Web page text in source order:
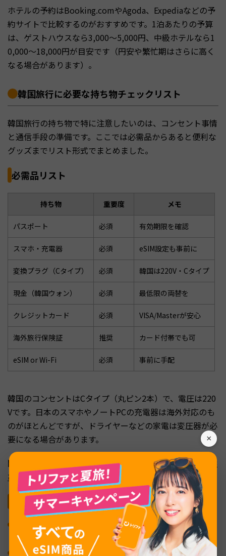
×
ホテルの予約はBooking.comやAgoda、Expediaなどの予
約サイトで比較するのがおすすめです。1泊あたりの予算
は、ゲストハウスなら3,000〜5,000円、中級ホテルなら1
0,000〜18,000円が目安です（円安や繁忙期はさらに高く
なる場合があります）。
韓国旅行に必要な持ち物チェックリスト
韓国旅行の持ち物で特に注意したいのは、コンセント事情
と通信手段の準備です。ここでは必需品からあると便利な
グッズまでリスト形式でまとめました。
必需品リスト
持ち物 重要度 メモ
パスポート 必須 有効期限を確認
スマホ・充電器 必須 eSIM設定も事前に
変換プラグ（Cタイプ） 必須 韓国は220V・Cタイプ
現金（韓国ウォン） 必須 最低限の両替を
クレジットカード 必須 VISA/Masterが安心
海外旅行保険証 推奨 カード付帯でも可
eSIM or Wi-Fi 必須 事前に手配
韓国のコンセントはCタイプ（丸ピン2本）で、電圧は220
Vです。日本のスマホやノートPCの充電器は海外対応のも
のがほとんどですが、ドライヤーなどの家電は変圧器が必
要になる場合があります。
関連記事：
韓国旅行に変換プラグは必要？対応タイプ・選
び方・注意点を徹底解説
あると便利なグッズ
モバイルバッテリー
：1日中外出する場合はスマホの充電切れ対策に必須
エコバッグ：韓国のコンビニやスーパーでは袋が有料